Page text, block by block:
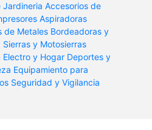
Jardineria Accesorios de
Aspiradoras
de Metales Bordeadoras y
Sierras y Motosierras
Electro y Hogar Deportes y
Equipamiento para
Seguridad y Vigilancia